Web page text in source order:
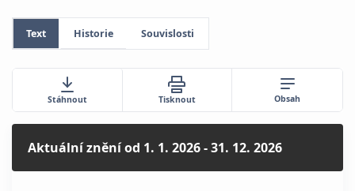
Text Historie Souvislosti
Stáhnout Tisknout Obsah
Aktuální zněníod 1. 1. 2026 - 31. 12. 2026